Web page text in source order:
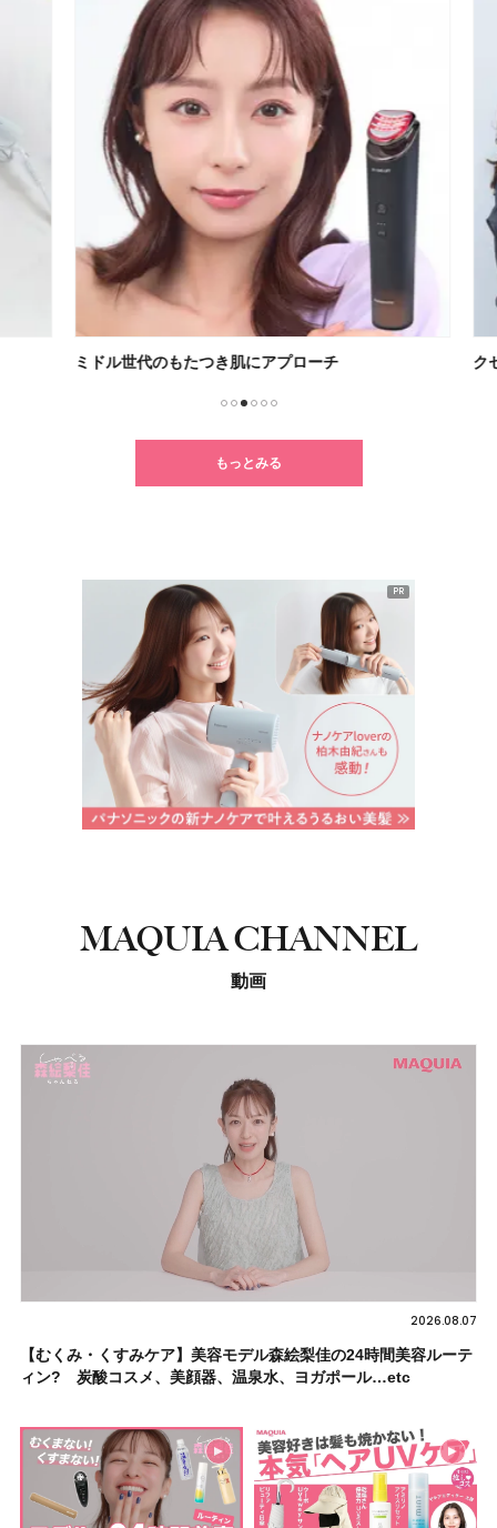
ミドル世代のもたつき肌にアプローチ ク
もっとみる
PR
MAQUIA CHANNEL
動画
2026.08.07
【むくみ・くすみケア】美容モデル森絵梨佳の24時間美容ルーテ
ィン? 炭酸コスメ、美顔器、温泉水、ヨガポール…etc